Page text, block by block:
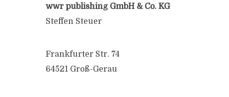
wwr publishing GmbH & Co. KG
Steffen Steuer
Frankfurter Str. 74
64521 Groß-Gerau